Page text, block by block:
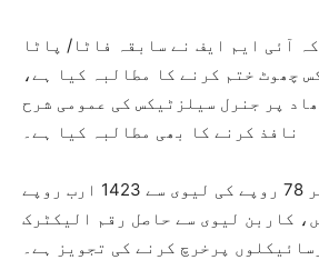
آئی ایم ایف نے سابقہ فاٹا/ پاٹا
چھوٹ ختم کرنے کا مطالبہ کیا ہے،
پر جنرل سیلزٹیکس کی عمومی شرح
نافذ کرنے کا بھی مطالبہ کیا ہے۔
پٹرول، ڈیزل پر 78 روپے کی لیوی سے 1423 ارب روپے
کاربن لیوی سے حاصل رقم الیکٹرک
پرخرچ کرنے کی تجویز ہے۔